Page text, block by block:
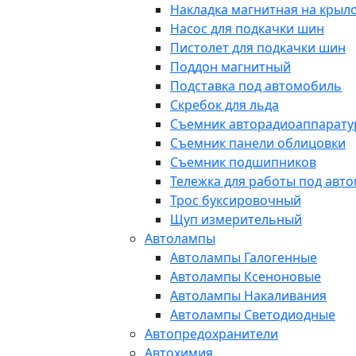
Накладка магнитная на
Насос для подкачки шин
Пистолет для подкачки шин
Поддон магнитный
Подставка под автомобиль
Скребок для льда
Съемник
Съемник панели облицовки
Съемник подшипников
Тележка для работы под
Трос буксировочный
Щуп измерительный
Автолампы
Автолампы Галогенные
Автолампы Ксеноновые
Автолампы Накаливания
Автолампы Светодиодные
Автопредохранители